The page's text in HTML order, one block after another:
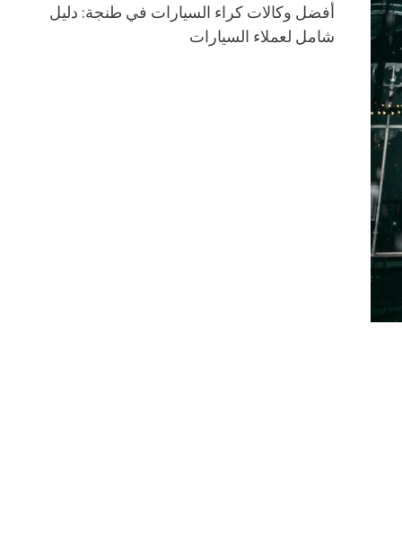
أفضل وكالات كراء السيارات في طنجة: دليل
شامل لعملاء السيارات